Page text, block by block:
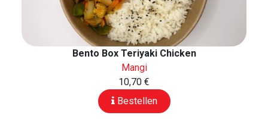
Bento Box Teriyaki Chicken
Mangi
10,70 €
Bestellen